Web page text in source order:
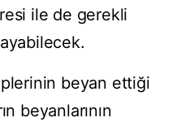
ile de gerekli
beyan ettiği
beyanlarının